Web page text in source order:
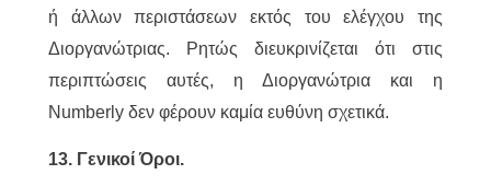
ή άλλων περιστάσεων εκτός του ελέγχου της
Διοργανώτριας. Ρητώς διευκρινίζεται ότι στις
περιπτώσεις αυτές, η Διοργανώτρια και η
Numberly δεν φέρουν καμία ευθύνη σχετικά.
13. Γενικοί Όροι.